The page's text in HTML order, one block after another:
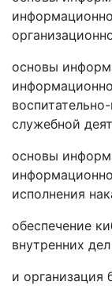
основы
служебной
основы
исполнения
обеспечение
внутренних дел
и организация